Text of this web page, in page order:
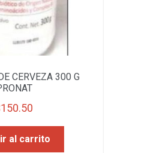
CERVEZA 300 G
150.50
al carrito